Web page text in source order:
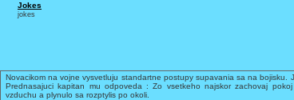
Jokes
jokes
Novacikom na vojne vysvetluju standartne postupy supavania sa na bojisku.
Prednasajuci kapitan mu odpoveda : Zo vsetkeho najskor zachovaj
vzduchu a plynulo sa rozptylis po okoli.